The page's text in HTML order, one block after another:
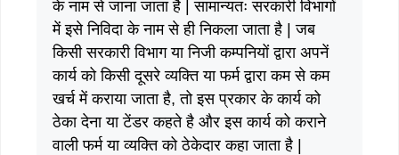
के नाम से जाना जाता है | सामान्यतः सरकारी विभागों
में इसे निविदा के नाम से ही निकला जाता है | जब
किसी सरकारी विभाग या निजी कम्पनियों द्वारा अपनें
कार्य को किसी दूसरे व्यक्ति या फर्म द्वारा कम से कम
खर्च में कराया जाता है, तो इस प्रकार के कार्य को
ठेका देना या टेंडर कहते है और इस कार्य को कराने
वाली फर्म या व्यक्ति को ठेकेदार कहा जाता है |